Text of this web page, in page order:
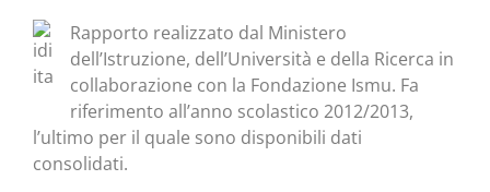
Rapporto realizzato dal Ministero
dell’Istruzione, dell’Università e della Ricerca in
collaborazione con la Fondazione Ismu. Fa
riferimento all’anno scolastico 2012/2013,
l’ultimo per il quale sono disponibili dati
consolidati.